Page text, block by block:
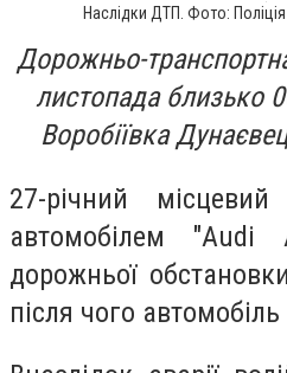
Наслідки ДТП. Фото:
Дорожньо-
листопада близько
Воробіївка
27-річний
автомобілем "Audi
дорожньої
після чого